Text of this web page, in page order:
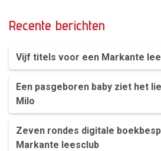
Recente berichten
Vijf titels voor een Markante
Een pasgeboren baby ziet het
Milo
Zeven rondes digitale
Markante leesclub